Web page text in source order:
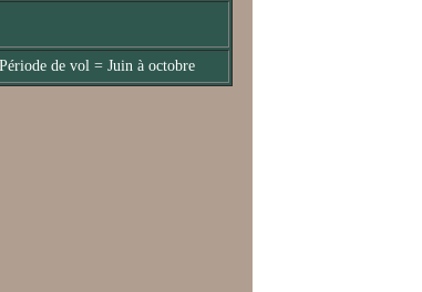
Période de vol = Juin à octobre